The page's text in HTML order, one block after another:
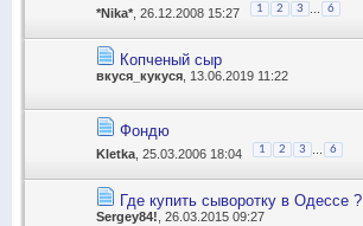
*Nika* , 26.12.2008 15:27 1 2 3 6
Копченый сыр
вкуся_кукуся , 13.06.2019 11:22
Фондю
Kletka , 25.03.2006 18:04 1 2 3 6
Где купить сыворотку в Одессе ?
Sergey84! , 26.03.2015 09:27